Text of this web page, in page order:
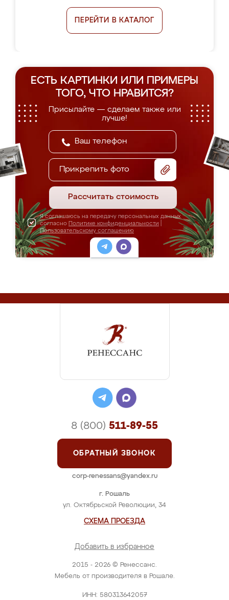
ПЕРЕЙТИ В КАТАЛОГ
ЕСТЬ КАРТИНКИ ИЛИ ПРИМЕРЫ
ТОГО, ЧТО НРАВИТСЯ?
Присылайте — сделаем также или
лучше!
Прикрепить фото
Рассчитать стоимость
Я соглашаюсь на передачу персональных данных
согласно Политике конфиденциальности
Пользовательскому соглашению
2015 - 2026 © Ренессанс.
Мебель от производителя в Рошале.
ИНН: 580313642057
г. Рошаль
ул. Октябрьской Революции, 34
СХЕМА ПРОЕЗДА
Добавить в избранное
8 (800) 511-89-55
ОБРАТНЫЙ ЗВОНОК
corp-renessans@yandex.ru